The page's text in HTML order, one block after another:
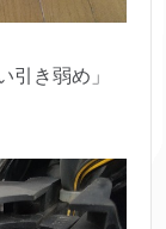
引き弱め」